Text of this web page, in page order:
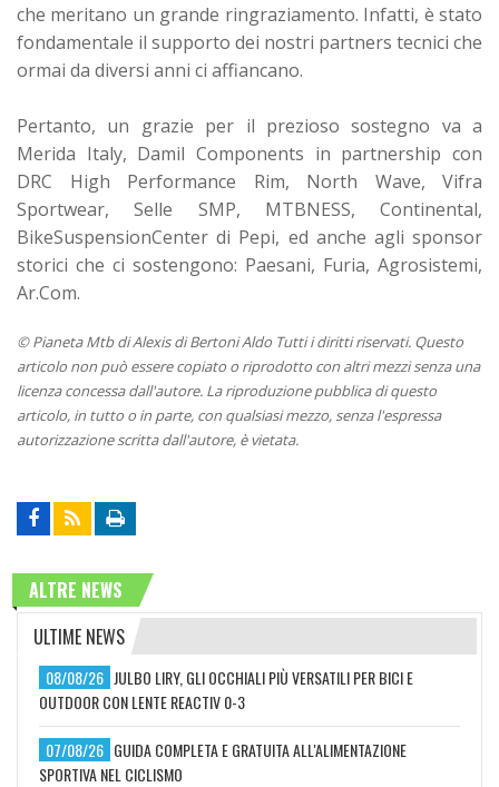
che meritano un grande ringraziamento. Infatti, è stato
fondamentale il supporto dei nostri partners tecnici che
ormai da diversi anni ci affiancano.
Pertanto, un grazie per il prezioso sostegno va a
Merida Italy, Damil Components in partnership con
DRC High Performance Rim, North Wave, Vifra
Sportwear, Selle SMP, MTBNESS, Continental,
BikeSuspensionCenter di Pepi, ed anche agli sponsor
storici che ci sostengono: Paesani, Furia, Agrosistemi,
Ar.Com.
© Pianeta Mtb di Alexis di Bertoni Aldo Tutti i diritti riservati. Questo
articolo non può essere copiato o riprodotto con altri mezzi senza una
licenza concessa dall'autore. La riproduzione pubblica di questo
articolo, in tutto o in parte, con qualsiasi mezzo, senza l'espressa
autorizzazione scritta dall'autore, è vietata.
ALTRE NEWS
ULTIME NEWS
08/08/26 JULBO LIRY, GLI OCCHIALI PIÙ VERSATILI PER BICI E
OUTDOOR CON LENTE REACTIV 0-3
07/08/26 GUIDA COMPLETA E GRATUITA ALL'ALIMENTAZIONE
SPORTIVA NEL CICLISMO